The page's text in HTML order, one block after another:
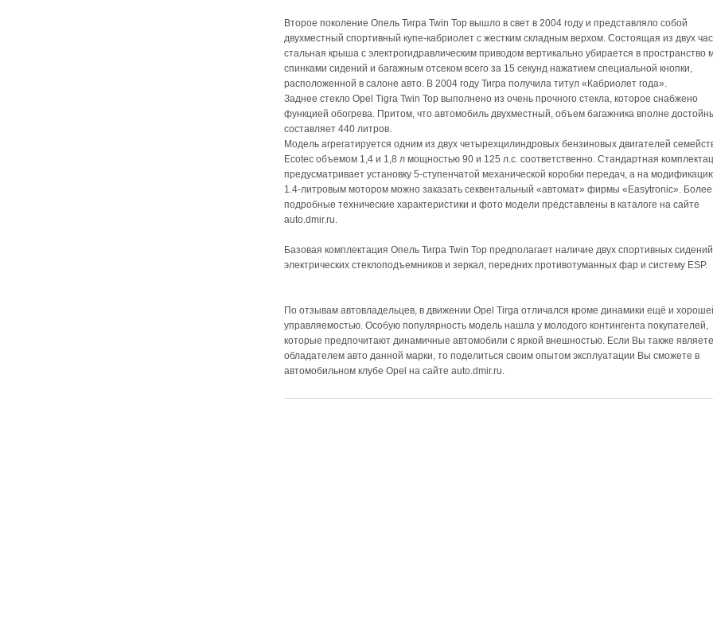
Второе поколение Опель Тигра Twin Top вышло в свет в 2004 году и представляло собой
двухместный спортивный купе-кабриолет с жестким складным верхом. Состоящая из двух
стальная крыша с электрогидравлическим приводом вертикально убирается в пространство
спинками сидений и багажным отсеком всего за 15 секунд нажатием специальной кнопки,
расположенной в салоне авто. В 2004 году Тигра получила титул «Кабриолет года».
Заднее стекло Opel Tigra Twin Top выполнено из очень прочного стекла, которое снабжено
функцией обогрева. Притом, что автомобиль двухместный, объем багажника вполне
составляет 440 литров.
Модель агрегатируется одним из двух четырехцилиндровых бензиновых двигателей
Ecotec объемом 1,4 и 1,8 л мощностью 90 и 125 л.с. соответственно. Стандартная
предусматривает установку 5-ступенчатой механической коробки передач, а на
1.4-литровым мотором можно заказать секвентальный «автомат» фирмы «Easytronic». Более
подробные технические характеристики и фото модели представлены в каталоге на сайте
auto.dmir.ru.
Базовая комплектация Опель Тигра Twin Top предполагает наличие двух спортивных
электрических стеклоподъемников и зеркал, передних противотуманных фар и систему ESP.
По отзывам автовладельцев, в движении Opel Tirga отличался кроме динамики ещё и
управляемостью. Особую популярность модель нашла у молодого контингента покупателей,
которые предпочитают динамичные автомобили с яркой внешностью. Если Вы также
обладателем авто данной марки, то поделиться своим опытом эксплуатации Вы сможете в
автомобильном клубе Opel на сайте auto.dmir.ru.